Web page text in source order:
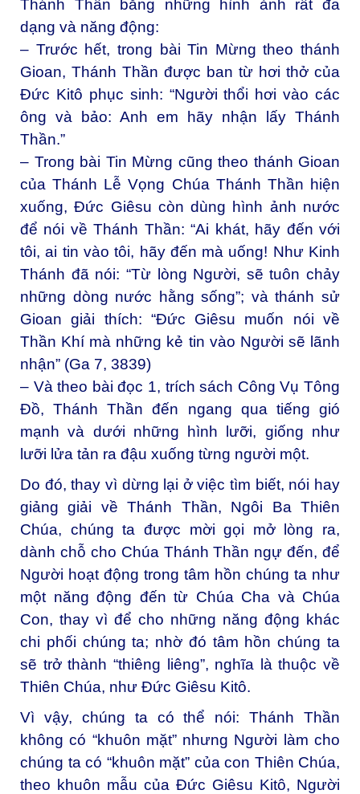
Thánh Thần bằng những hình ảnh rất đa
dạng và năng động:
– Trước hết, trong bài Tin Mừng theo thánh
Gioan, Thánh Thần được ban từ hơi thở của
Đức Kitô phục sinh: “Người thổi hơi vào các
ông và bảo: Anh em hãy nhận lấy Thánh
Thần.”
– Trong bài Tin Mừng cũng theo thánh Gioan
của Thánh Lễ Vọng Chúa Thánh Thần hiện
xuống, Đức Giêsu còn dùng hình ảnh nước
để nói về Thánh Thần: “Ai khát, hãy đến với
tôi, ai tin vào tôi, hãy đến mà uống! Như Kinh
Thánh đã nói: “Từ lòng Người, sẽ tuôn chảy
những dòng nước hằng sống”; và thánh sử
Gioan giải thích: “Đức Giêsu muốn nói về
Thần Khí mà những kẻ tin vào Người sẽ lãnh
nhận” (Ga 7, 3839)
– Và theo bài đọc 1, trích sách Công Vụ Tông
Đồ, Thánh Thần đến ngang qua tiếng gió
mạnh và dưới những hình lưỡi, giống như
lưỡi lửa tản ra đậu xuống từng người một.
Do đó, thay vì dừng lại ở việc tìm biết, nói hay
giảng giải về Thánh Thần, Ngôi Ba Thiên
Chúa, chúng ta được mời gọi mở lòng ra,
dành chỗ cho Chúa Thánh Thần ngự đến, để
Người hoạt động trong tâm hồn chúng ta như
một năng động đến từ Chúa Cha và Chúa
Con, thay vì để cho những năng động khác
chi phối chúng ta; nhờ đó tâm hồn chúng ta
sẽ trở thành “thiêng liêng”, nghĩa là thuộc về
Thiên Chúa, như Đức Giêsu Kitô.
Vì vậy, chúng ta có thể nói: Thánh Thần
không có “khuôn mặt” nhưng Người làm cho
chúng ta có “khuôn mặt” của con Thiên Chúa,
theo khuôn mẫu của Đức Giêsu Kitô, Người